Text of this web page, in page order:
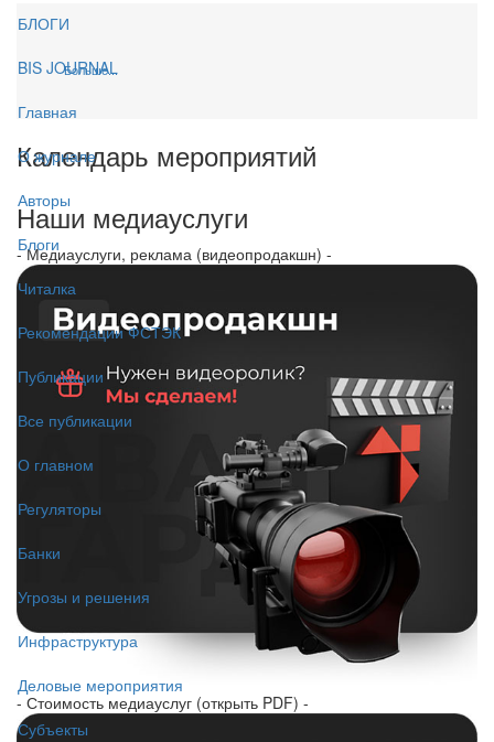
БЛОГИ
BIS JOURNAL
Главная
О журнале
Авторы
Блоги
Читалка
Рекомендации ФСТЭК
Публикации
Все публикации
О главном
Регуляторы
Банки
Угрозы и решения
Инфраструктура
Деловые мероприятия
Субъекты
Больше...
Календарь мероприятий
Наши медиауслуги
- Медиауслуги, реклама (видеопродакшн) -
- Стоимость медиауслуг (открыть PDF) -